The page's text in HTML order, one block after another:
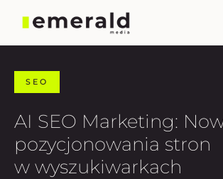
SEO
AI SEO Marketing:
pozycjonowania stron
w wyszukiwarkach